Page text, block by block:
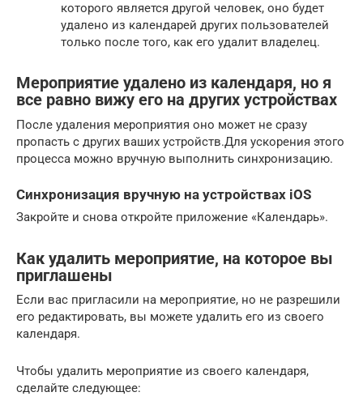
которого является другой человек, оно будет
удалено из календарей других пользователей
только после того, как его удалит владелец.
Мероприятие удалено из календаря, но я
все равно вижу его на других устройствах
После удаления мероприятия оно может не сразу
пропасть с других ваших устройств.Для ускорения этого
процесса можно вручную выполнить синхронизацию.
Синхронизация вручную на устройствах iOS
Закройте и снова откройте приложение «Календарь».
Как удалить мероприятие, на которое вы
приглашены
Если вас пригласили на мероприятие, но не разрешили
его редактировать, вы можете удалить его из своего
календаря.
Чтобы удалить мероприятие из своего календаря,
сделайте следующее: